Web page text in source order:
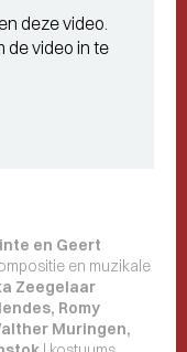
deze video.
de video in te
en Geert
en muzikale
Zeegelaar
Romy
Muringen,